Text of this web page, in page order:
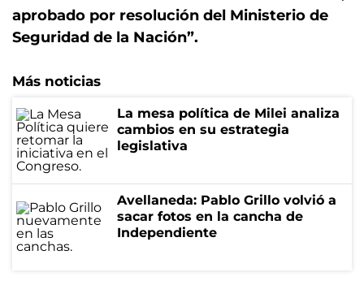
aprobado por resolución del Ministerio de
Seguridad de la Nación”.
Más noticias
La mesa política de Milei analiza
cambios en su estrategia
legislativa
Avellaneda: Pablo Grillo volvió a
sacar fotos en la cancha de
Independiente